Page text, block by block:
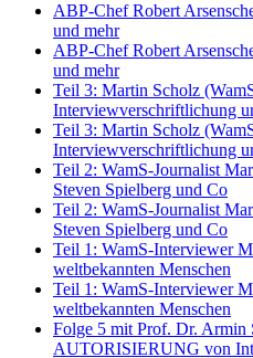
ABP-Chef Robert
und mehr
ABP-Chef Robert
und mehr
Teil 3: Martin Scholz
Interviewverschriftlichung
Teil 3: Martin Scholz
Interviewverschriftlichung
Teil 2: WamS-Journalist
Steven Spielberg und Co
Teil 2: WamS-Journalist
Steven Spielberg und Co
Teil 1: WamS-Interviewer
weltbekannten Menschen
Teil 1: WamS-Interviewer
weltbekannten Menschen
Folge 5 mit Prof. Dr. Armin
AUTORISIERUNG von